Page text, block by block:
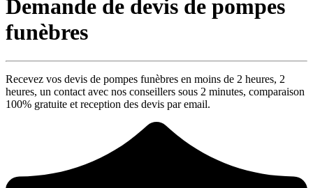
Demande de devis de pompes
funèbres
Recevez vos devis de pompes funèbres en moins de 2 heures, 2
heures, un contact avec nos conseillers sous 2 minutes, comparaison
100% gratuite et reception des devis par email.